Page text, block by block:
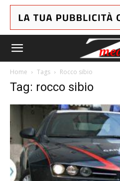
Home Tags Rocco sibio
Tag: rocco sibio